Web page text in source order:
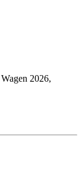
2026,